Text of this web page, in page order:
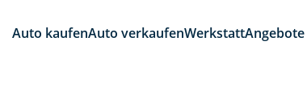
Auto kaufenAuto verkaufenWerkstattAngebote